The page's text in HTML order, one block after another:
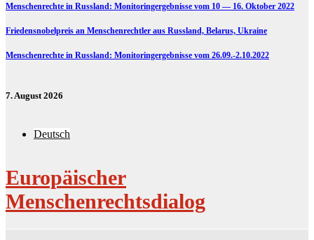
Menschenrechte in Russland: Monitoringergebnisse vom 10 — 16. Oktober 2022
Friedensnobelpreis an Menschenrechtler aus Russland, Belarus, Ukraine
Menschenrechte in Russland: Monitoringergebnisse vom 26.09.-2.10.2022
7. August 2026
Deutsch
Europäischer
Menschenrechtsdialog